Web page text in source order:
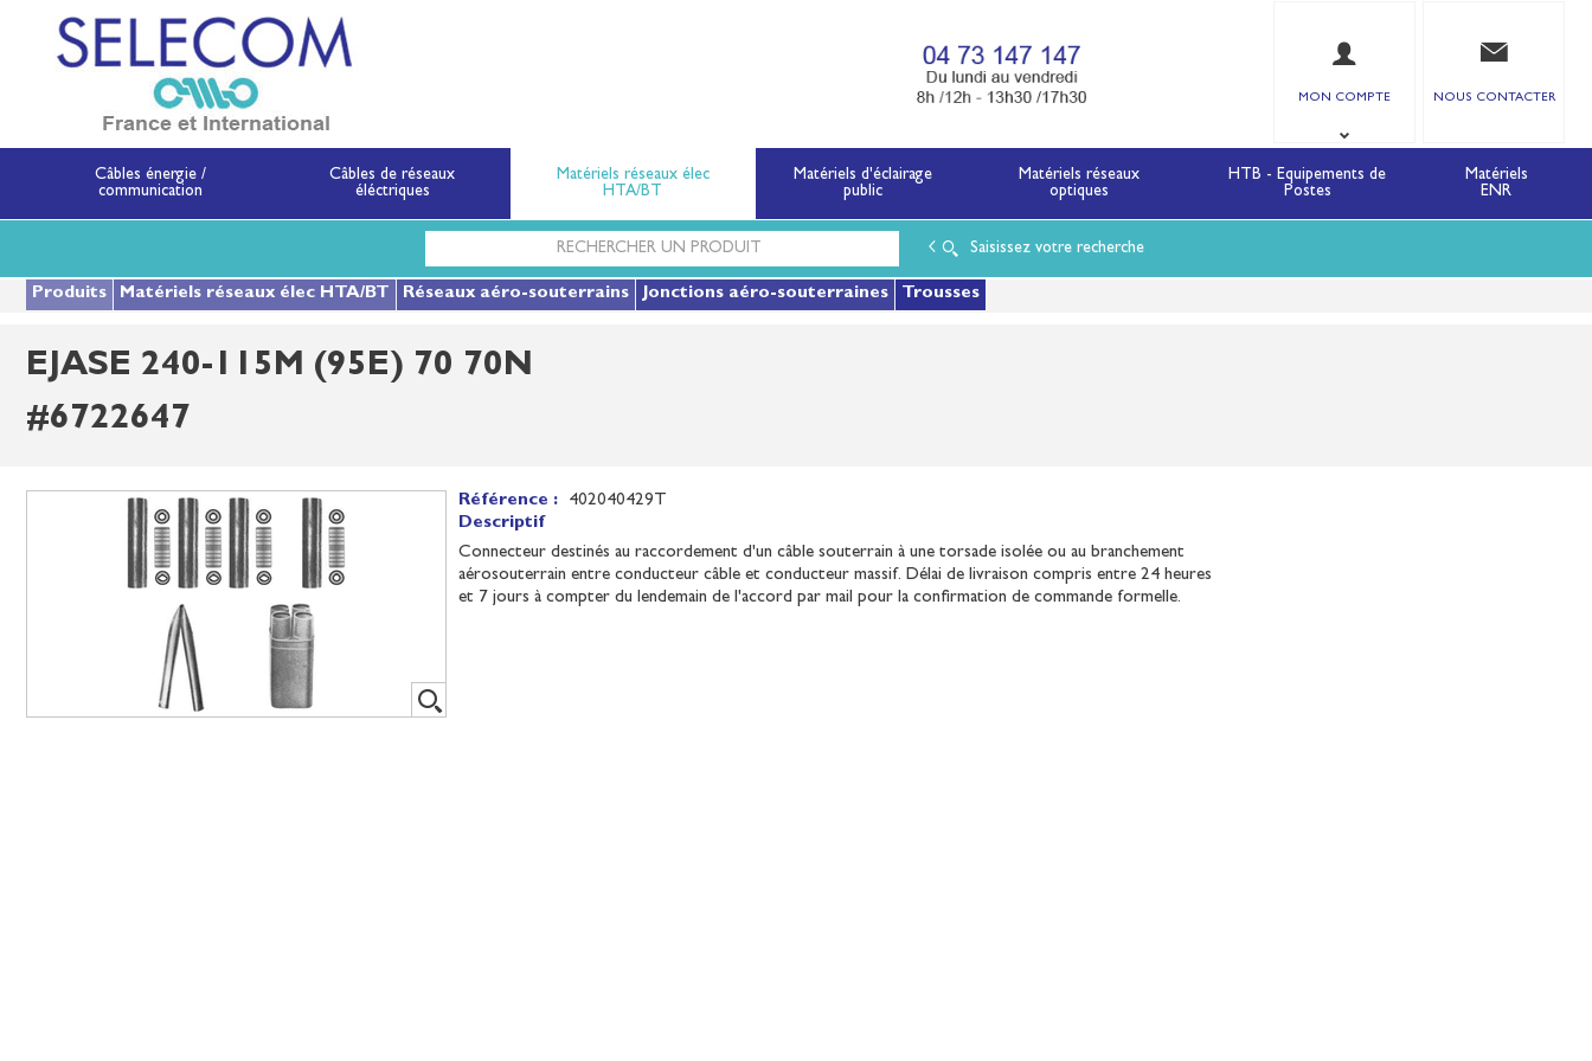
principal
MON COMPTE NOUS CONTACTER
Câbles énergie /
communication
Câbles de réseaux
éléctriques
Matériels réseaux élec
HTA/BT
Matériels d'éclairage
public
Matériels réseaux
optiques
HTB - Equipements de
Postes
Matériels
ENR
Saisissez votre recherche
Produits Matériels réseaux élec HTA/BT Réseaux aéro-souterrains Jonctions aéro-souterraines Trousses
EJASE 240-115M (95E) 70 70N
#6722647
Référence :
402040429T
Descriptif
Connecteur destinés au raccordement d'un câble souterrain à une torsade isolée ou au branchement
aérosouterrain entre conducteur câble et conducteur massif. Délai de livraison compris entre 24 heures
et 7 jours à compter du lendemain de l'accord par mail pour la confirmation de commande formelle.